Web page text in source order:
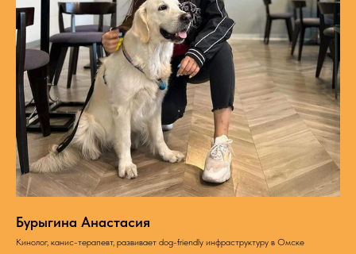
Бурыгина Анастасия
Кинолог, канис-терапевт, развивает dog-friendly инфраструктуру в Омске